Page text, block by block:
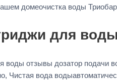
домеочистка воды Триобар
для
воды отзывы дозатор подачи
Чистая вода